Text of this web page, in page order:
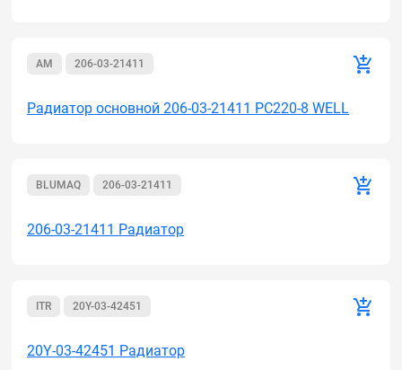
AM 206-03-21411
Радиатор основной 206-03-21411 PC220-8 WELL
BLUMAQ 206-03-21411
206-03-21411 Радиатор
ITR 20Y-03-42451
20Y-03-42451 Радиатор